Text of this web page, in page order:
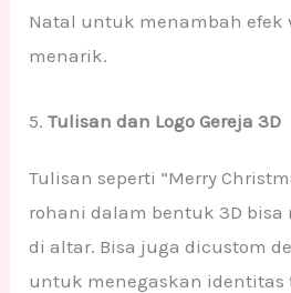
Natal untuk menambah efek
menarik.
5.Tulisan dan Logo Gereja 3D
Tulisan seperti “Merry
rohani dalam bentuk 3D bisa
di altar. Bisa juga dicustom
untuk menegaskan identitas